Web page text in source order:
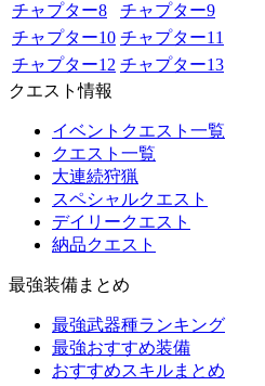
チャプター8
チャプター9
チャプター10 チャプター11
チャプター12 チャプター13
クエスト情報
イベントクエスト一覧
クエスト一覧
大連続狩猟
スペシャルクエスト
デイリークエスト
納品クエスト
最強装備まとめ
最強武器種ランキング
最強おすすめ装備
おすすめスキルまとめ